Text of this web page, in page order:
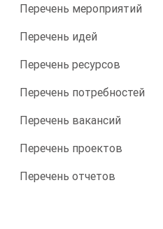
Перечень мероприятий
Перечень идей
Перечень ресурсов
Перечень потребностей
Перечень вакансий
Перечень проектов
Перечень отчетов